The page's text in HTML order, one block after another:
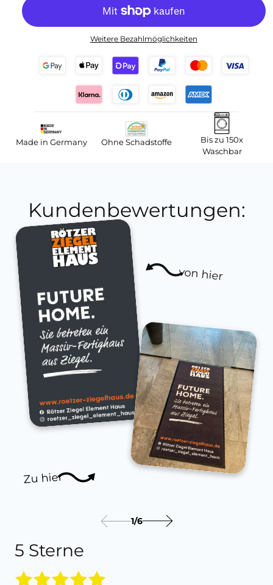
Weitere Bezahlmöglichkeiten
Made in Germany Ohne Schadstoffe
Bis zu 150x
Waschbar
Kundenbewertungen:
Zu hier
von hier
5 Sterne
1/6